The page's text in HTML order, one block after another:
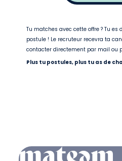
Tu matches avec cette offre ? Tu es
postule ! Le recruteur recevra ta
contacter directement par mail ou
Plus tu postules, plus tu as de